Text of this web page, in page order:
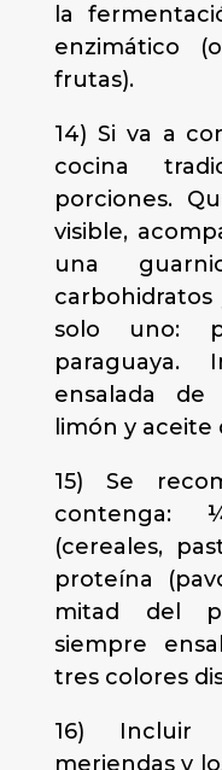
la
enzimático
frutas).
14) Si va a
cocina
porciones.
visible,
una
solo uno:
paraguaya.
ensalada de
limón y aceite
15) Se
contenga:
(cereales,
proteína
mitad del
siempre
tres colores
16) Incluir
meriendas y